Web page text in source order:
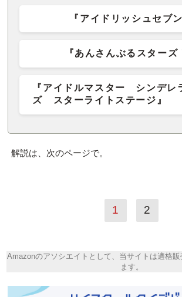
『アイドリッシュセブン
『あんさんぶるスターズ
『アイドルマスター シンデレ
ズ スターライトステージ』
解説は、次のページで。
1 2
Amazonのアソシエイトとして、当サイトは適格
ます。